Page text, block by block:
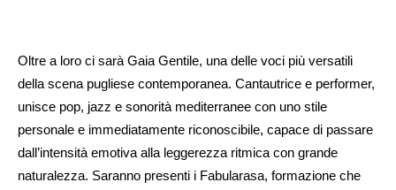
Oltre a loro ci sarà Gaia Gentile, una delle voci più versatili
della scena pugliese contemporanea. Cantautrice e performer,
unisce pop, jazz e sonorità mediterranee con uno stile
personale e immediatamente riconoscibile, capace di passare
dall’intensità emotiva alla leggerezza ritmica con grande
naturalezza. Saranno presenti i Fabularasa, formazione che